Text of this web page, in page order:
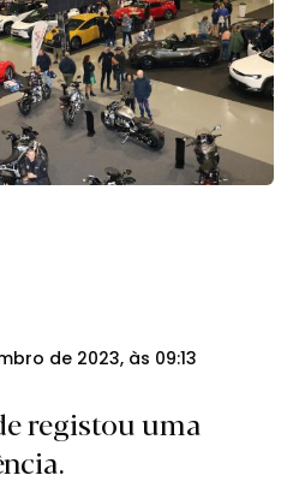
de 2023, às 09:13
registou uma